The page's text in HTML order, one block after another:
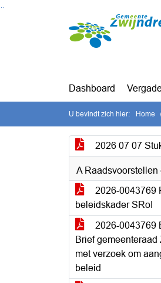
Ga naar de inhoud van deze pagina
Dashboard
U bevindt zich hier: Home
2026 07 07
A Raadsvoorstellen
2026-0043769
beleidskader SRoI
2026-0043769
Brief gemeenteraad
met verzoek om
beleid